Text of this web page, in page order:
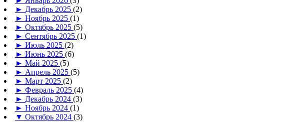
► Декабрь 2025 (2)
► Ноябрь 2025 (1)
► Октябрь 2025 (5)
► Сентябрь 2025 (1)
► Июль 2025 (2)
► Июнь 2025 (6)
► Май 2025 (5)
► Апрель 2025 (5)
► Март 2025 (2)
► Февраль 2025 (4)
► Декабрь 2024 (3)
► Ноябрь 2024 (1)
▼ Октябрь 2024 (3)